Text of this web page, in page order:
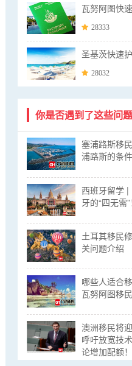
瓦努阿图快
28333
圣基茨快速
28032
你是否遇到了这些问题
塞浦路斯移
浦路斯的条
西班牙留学 |
牙的“四无需”
土耳其移民
关问题介绍
哪些人适合
瓦努阿图移
澳洲移民将
呼吁放宽技
论增加配额！